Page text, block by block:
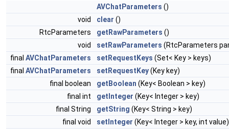
AVChatParameters ()
void
clear ()
RtcParameters
getRawParameters ()
void
setRawParameters (RtcParameters
final AVChatParameters setRequestKeys (Set< Key > keys)
final AVChatParameters setRequestKey(Key key)
final boolean
getBoolean (Key< Boolean > key)
final int
getInteger (Key< Integer > key)
final String
getString (Key< String > key)
final void
setInteger (Key< Integer > key, int value)